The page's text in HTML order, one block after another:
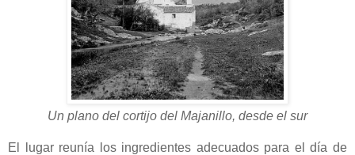
Un plano del cortijo del Majanillo, desde el sur
El lugar reunía los ingredientes adecuados para el día de